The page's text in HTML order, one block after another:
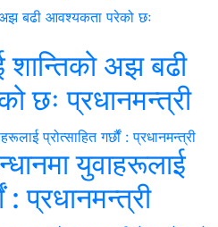
शान्तिको अझ बढी
छः प्रधानमन्त्री
युवाहरूलाई
: प्रधानमन्त्री